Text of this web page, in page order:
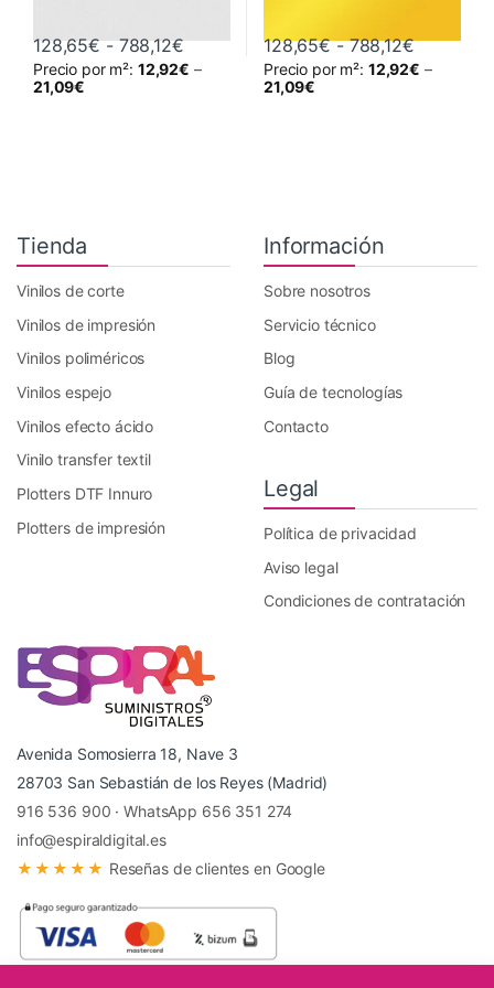
128,65€ - 788,12€Rango de precios: desde 128,65€
Precio por m²: 12,92€ –
21,09€
Este producto tiene múltiples variantes. Las opciones se
128,65€ - 788,12€Rango
Precio por m²: 12,92€ –
21,09€
Este producto tiene múltiples
Tienda
Vinilos de corte
Vinilos de impresión
Vinilos poliméricos
Vinilos espejo
Vinilos efecto ácido
Vinilo transfer textil
Plotters DTF Innuro
Plotters de impresión
Información
Sobre nosotros
Servicio técnico
Blog
Guía de tecnologías
Contacto
Legal
Política de privacidad
Aviso legal
Condiciones de contratación
Avenida Somosierra 18, Nave 3
28703 San Sebastián de los Reyes (Madrid)
916 536 900 ·WhatsApp 656 351 274
info@espiraldigital.es
★★★★★ Reseñas de clientes en Google